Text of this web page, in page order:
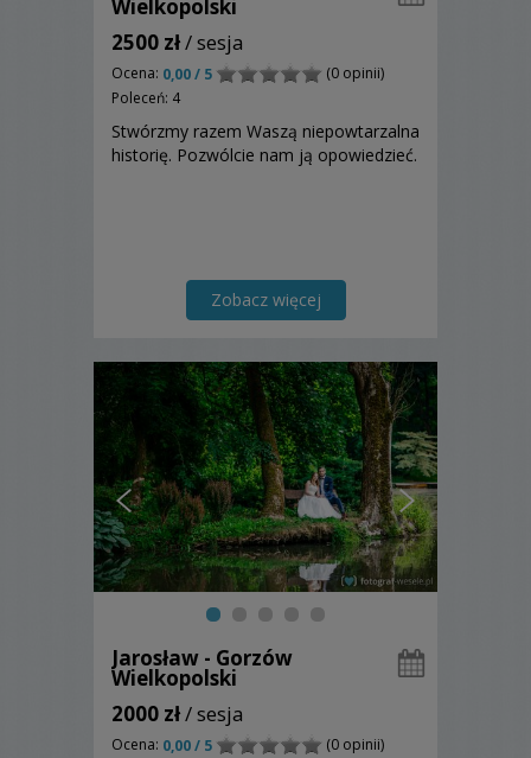
Wielkopolski
2500 zł/ sesja
Ocena: 0,00 / 5
(0 opinii)
Poleceń: 4
Stwórzmy razem Waszą niepowtarzalna
historię. Pozwólcie nam ją opowiedzieć.
Zobacz więcej
Jarosław - Gorzów
Wielkopolski
2000 zł/ sesja
Ocena: 0,00 / 5
(0 opinii)